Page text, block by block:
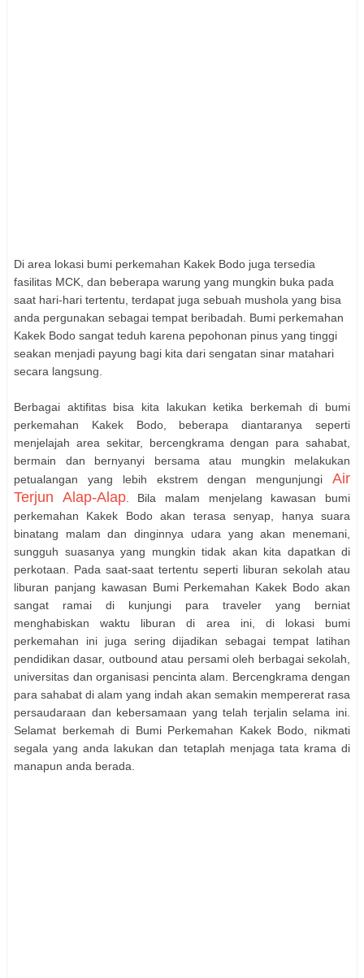
Di area lokasi bumi perkemahan Kakek Bodo juga tersedia
fasilitas MCK, dan beberapa warung yang mungkin buka pada
saat hari-hari tertentu, terdapat juga sebuah mushola yang bisa
anda pergunakan sebagai tempat beribadah. Bumi perkemahan
Kakek Bodo sangat teduh karena pepohonan pinus yang tinggi
seakan menjadi payung bagi kita dari sengatan sinar matahari
secara langsung.
Berbagai aktifitas bisa kita lakukan ketika berkemah di bumi
perkemahan Kakek Bodo, beberapa diantaranya seperti
menjelajah area sekitar, bercengkrama dengan para sahabat,
bermain dan bernyanyi bersama atau mungkin melakukan
petualangan yang lebih ekstrem dengan mengunjungi Air
Terjun Alap-Alap. Bila malam menjelang kawasan bumi
perkemahan Kakek Bodo akan terasa senyap, hanya suara
binatang malam dan dinginnya udara yang akan menemani,
sungguh suasanya yang mungkin tidak akan kita dapatkan di
perkotaan. Pada saat-saat tertentu seperti liburan sekolah atau
liburan panjang kawasan Bumi Perkemahan Kakek Bodo akan
sangat ramai di kunjungi para traveler yang berniat
menghabiskan waktu liburan di area ini, di lokasi bumi
perkemahan ini juga sering dijadikan sebagai tempat latihan
pendidikan dasar, outbound atau persami oleh berbagai sekolah,
universitas dan organisasi pencinta alam. Bercengkrama dengan
para sahabat di alam yang indah akan semakin mempererat rasa
persaudaraan dan kebersamaan yang telah terjalin selama ini.
Selamat berkemah di Bumi Perkemahan Kakek Bodo, nikmati
segala yang anda lakukan dan tetaplah menjaga tata krama di
manapun anda berada.